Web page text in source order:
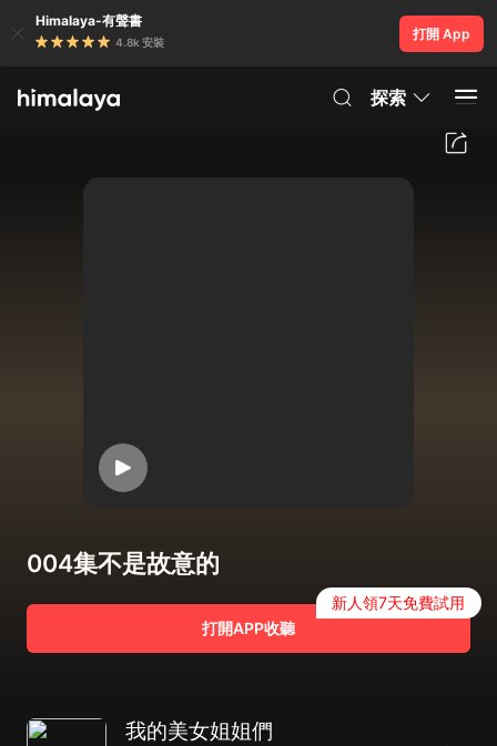
Himalaya-有聲書
4.8k 安裝
打開 App
探索
004集不是故意的
打開APP收聽
新人領7天免費試用
我的美女姐姐們